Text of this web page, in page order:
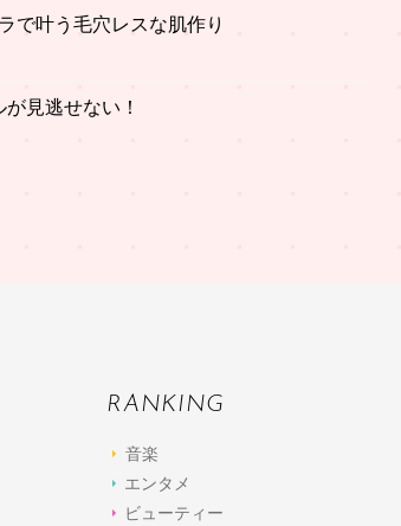
で叶う毛穴レスな肌作り
見逃せない！
RANKING
音楽
エンタメ
ビューティー